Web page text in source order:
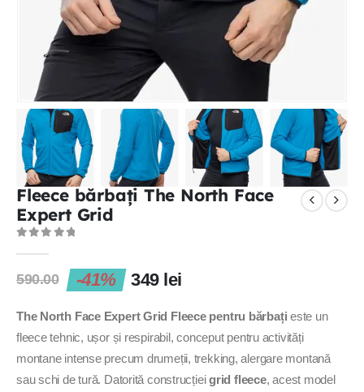
Fleece bărbați The North Face
Expert Grid
590.00 -41% 349 lei
The North Face Expert Grid Fleece pentru bărbați este un
fleece tehnic, ușor și respirabil, conceput pentru activități
montane intense precum drumeții, trekking, alergare montană
sau schi de tură. Datorită construcțieigrid fleece, acest model